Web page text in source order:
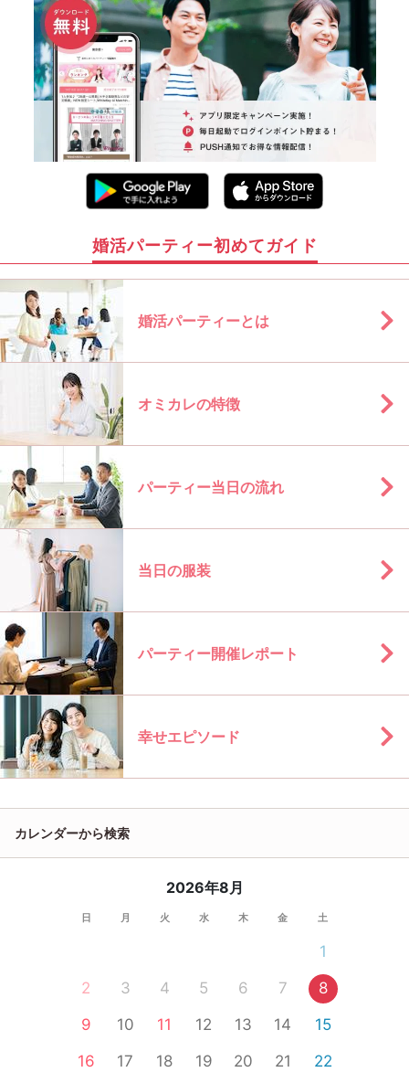
婚活パーティー初めてガイド
婚活パーティーとは
オミカレの特徴
パーティー当日の流れ
当日の服装
パーティー開催レポート
幸せエピソード
カレンダーから検索
2026年8月
日 月 火 水 木 金 土
1
2
3 4 5 6 7
8
9
10 11 12 13 14
15
16
17 18 19 20 21
22